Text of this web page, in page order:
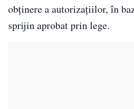
obținere a autorizațiilor, în
sprijin aprobat prin lege.